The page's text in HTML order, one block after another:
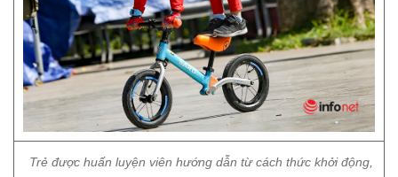
Trẻ được huấn luyện viên hướng dẫn từ cách thức khởi động,